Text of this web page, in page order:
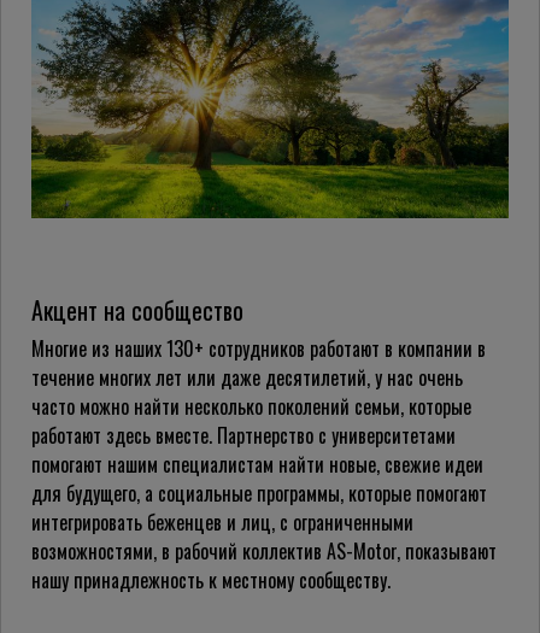
Акцент на сообщество
Многие из наших 130+ сотрудников работают в компании в
течение многих лет или даже десятилетий, у нас очень
часто можно найти несколько поколений семьи, которые
работают здесь вместе. Партнерство с университетами
помогают нашим специалистам найти новые, свежие идеи
для будущего, а социальные программы, которые помогают
интегрировать беженцев и лиц, с ограниченными
возможностями, в рабочий коллектив AS-Motor, показывают
нашу принадлежность к местному сообществу.